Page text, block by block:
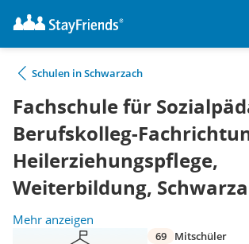
Schulen in Schwarzach
Fachschule für
Berufskolleg-
Heilerziehungspflege,
Weiterbildung,
Mehr anzeigen
69
Mitschüler